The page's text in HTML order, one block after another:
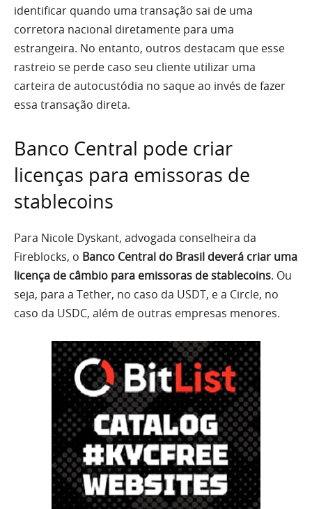
identificar quando uma transação sai de uma
corretora nacional diretamente para uma
estrangeira. No entanto, outros destacam que esse
rastreio se perde caso seu cliente utilizar uma
carteira de autocustódia no saque ao invés de fazer
essa transação direta.
Banco Central pode criar
licenças para emissoras de
stablecoins
Para Nicole Dyskant, advogada conselheira da
Fireblocks, o Banco Central do Brasil deverá criar uma
licença de câmbio para emissoras de stablecoins. Ou
seja, para a Tether, no caso da USDT, e a Circle, no
caso da USDC, além de outras empresas menores.